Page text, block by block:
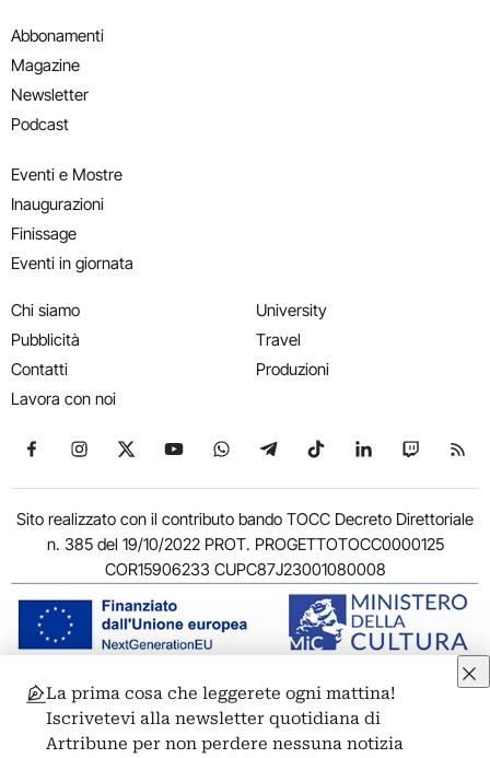
Abbonamenti
Magazine
Newsletter
Podcast
Eventi e Mostre
Inaugurazioni
Finissage
Eventi in giornata
Chi siamo
Pubblicità
Contatti
Lavora con noi
University
Travel
Produzioni
Seguici su Facebook
Seguici su Instagram
Seguici su X
Seguici su YouTube
Seguici su WhatsApp
Seguici su Telegram
Seguici su TikTok
Seguici su
Seguici
Sito realizzato con il contributo bando TOCC Decreto Direttoriale
n. 385 del 19/10/2022 PROT. PROGETTOTOCC0000125
COR15906233 CUPC87J23001080008
© 2011-2026 ARTRIBUNE srl – Corso Vittorio Emanuele II, 287 –
00186 Roma - P.I. 11381581005
Privacy: Responsabile della protezione dei dati personali
La prima cosa che leggerete ogni mattina!
Iscrivetevi alla newsletter quotidiana di
Artribune per non perdere nessuna notizia